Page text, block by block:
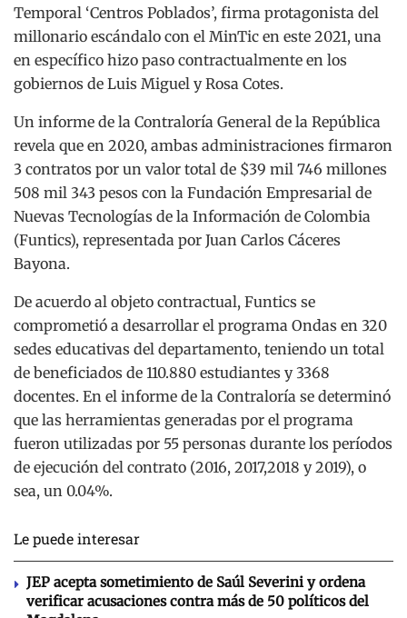
Temporal ‘Centros Poblados’, firma protagonista del
millonario escándalo con el MinTic en este 2021, una
en específico hizo paso contractualmente en los
gobiernos de Luis Miguel y Rosa Cotes.
Un informe de la Contraloría General de la República
revela que en 2020, ambas administraciones firmaron
3 contratos por un valor total de $39 mil 746 millones
508 mil 343 pesos con la Fundación Empresarial de
Nuevas Tecnologías de la Información de Colombia
(Funtics), representada por Juan Carlos Cáceres
Bayona.
De acuerdo al objeto contractual, Funtics se
comprometió a desarrollar el programa Ondas en 320
sedes educativas del departamento, teniendo un total
de beneficiados de 110.880 estudiantes y 3368
docentes. En el informe de la Contraloría se determinó
que las herramientas generadas por el programa
fueron utilizadas por 55 personas durante los períodos
de ejecución del contrato (2016, 2017,2018 y 2019), o
sea, un 0.04%.
Le puede interesar
JEP acepta sometimiento de Saúl Severini y ordena
verificar acusaciones contra más de 50 políticos del